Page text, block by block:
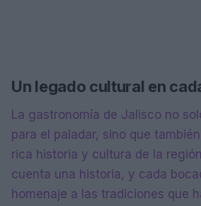
Un legado cultural en
La gastronomía de Jalisco no
para el paladar, sino que
rica historia y cultura de la
cuenta una historia, y cada
homenaje a las tradiciones que